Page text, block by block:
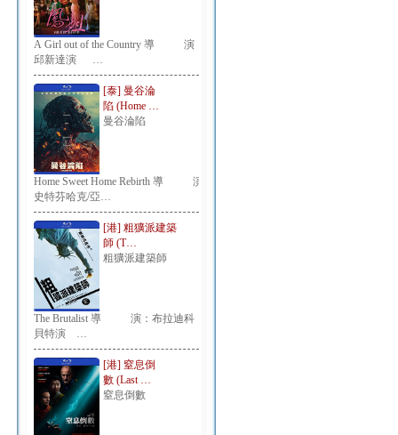
A Girl out of the Country 導 演：
邱新達演 …
[泰] 曼谷淪
陷 (Home …
曼谷淪陷
Home Sweet Home Rebirth 導 演：
史特芬哈克/亞…
[港] 粗獷派建築
師 (T…
粗獷派建築師
The Brutalist 導 演：布拉迪科
貝特演 …
[港] 窒息倒
數 (Last …
窒息倒數